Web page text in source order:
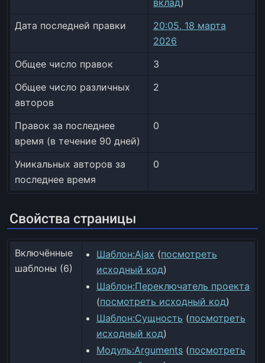
вклад)
Дата последней правки
20:05, 18 марта
2026
Общее число правок
3
Общее число различных
авторов
2
Правок за последнее
время (в течение 90 дней)
0
Уникальных авторов за
последнее время
0
Свойства страницы
Включённые
шаблоны (6)
Шаблон:Ajax (посмотреть
исходный код)
Шаблон:Переключатель проекта
(посмотреть исходный код)
Шаблон:Сущность (посмотреть
исходный код)
Модуль:Arguments (посмотреть